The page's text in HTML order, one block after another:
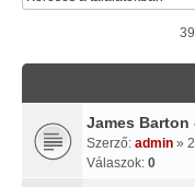
James Barton
Szerző: admin »
Válaszok: 0